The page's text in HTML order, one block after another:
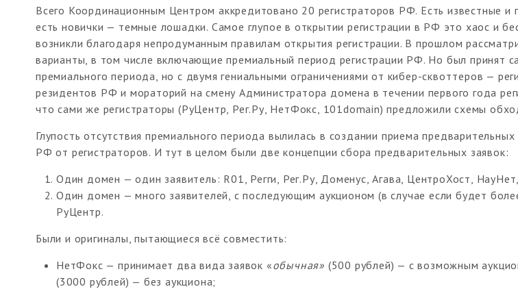
Всего Координационным Центром аккредитовано 20 регистраторов РФ. Есть известные и
есть новички — темные лошадки. Самое глупое в открытии регистрации в РФ это хаос и
возникли благодаря непродуманным правилам открытия регистрации. В прошлом
варианты, в том числе включающие премиальный период регистрации РФ. Но был принят
премиального периода, но с двумя гениальными ограничениями от кибер-сквоттеров —
резидентов РФ и мораторий на смену Администратора домена в течении первого года
что сами же регистраторы (РуЦентр, Рег.Ру, НетФокс, 101domain) предложили схемы
Глупость отсутствия премиального периода вылилась в создании приема
РФ от регистраторов. И тут в целом были две концепции сбора предварительных заявок:
Один домен — один заявитель: R01, Регги, Рег.Ру, Доменус, Агава, ЦентроХост,
Один домен — много заявителей, с последующим аукционом (в случае если будет
РуЦентр.
Были и оригиналы, пытающиеся всё совместить:
НетФокс — принимает два вида заявок «обычная» (500 рублей) — с возможным
(3000 рублей) — без аукциона;